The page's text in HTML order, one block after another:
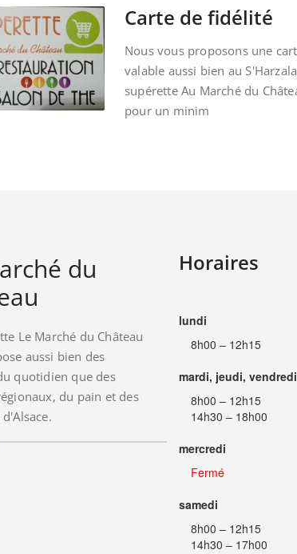
Carte de fidélité
Nous vous proposons une
valable aussi bien au
supérette Au Marché du
pour un minim
du
Le Marché du Château
aussi bien des
quotidien que des
du pain et des
Horaires
lundi
8h00 – 12h15
mardi, jeudi, vendredi
8h00 – 12h15
14h30 – 18h00
mercredi
Fermé
samedi
8h00 – 12h15
14h30 – 17h00